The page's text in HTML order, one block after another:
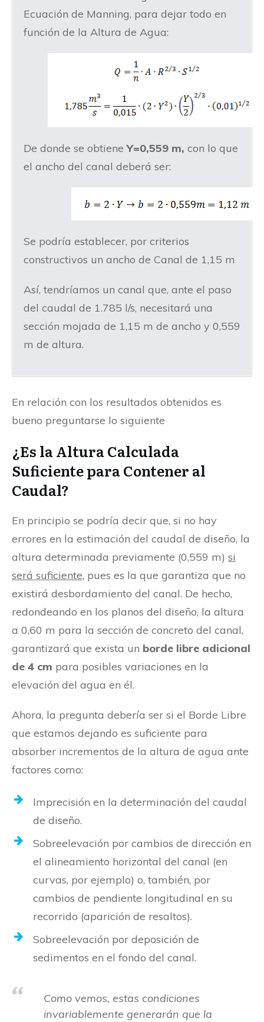
Ecuación de Manning, para dejar todo en
función de la Altura de Agua:
De donde se obtieneY=0,559 m, con lo que
el ancho del canal deberá ser:
Se podría establecer, por criterios
constructivos un ancho de Canal de 1,15 m
Así, tendríamos un canal que, ante el paso
del caudal de 1.785 l/s, necesitará una
sección mojada de 1,15 m de ancho y 0,559
m de altura.
En relación con los resultados obtenidos es
bueno preguntarse lo siguiente
¿Es la Altura Calculada
Suficiente para Contener al
Caudal?
En principio se podría decir que, si no hay
errores en la estimación del caudal de diseño, la
altura determinada previamente (0,559 m) si
será suficiente, pues es la que garantiza que no
existirá desbordamiento del canal. De hecho,
redondeando en los planos del diseño, la altura
a 0,60 m para la sección de concreto del canal,
garantizará que exista un borde libre adicional
de 4 cm para posibles variaciones en la
elevación del agua en él.
Ahora, la pregunta debería ser si el Borde Libre
que estamos dejando es suficiente para
absorber incrementos de la altura de agua ante
factores como:
Imprecisión en la determinación del caudal
de diseño.
Sobreelevación por cambios de dirección en
el alineamiento horizontal del canal (en
curvas, por ejemplo) o, también, por
cambios de pendiente longitudinal en su
recorrido (aparición de resaltos).
Sobreelevación por deposición de
sedimentos en el fondo del canal.
Como vemos, estas condiciones
invariablemente generarán que la